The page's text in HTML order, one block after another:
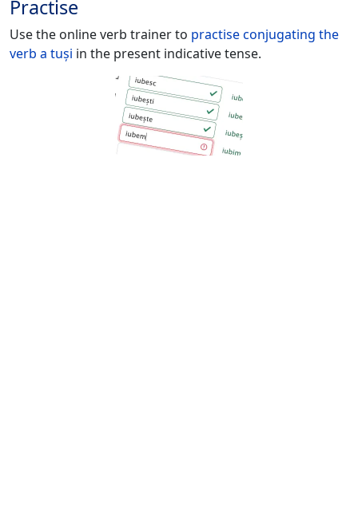
Practise
Use the online verb trainer to practise conjugating the
verb a tuși in the present indicative tense.